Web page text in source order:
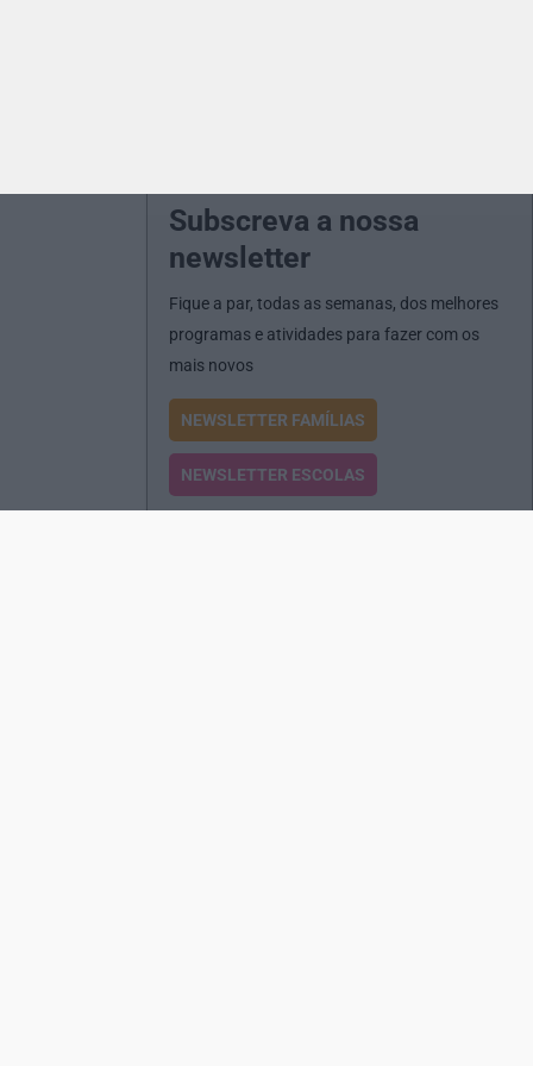
Subscreva a nossa
newsletter
Fique a par, todas as semanas, dos melhores
programas e atividades para fazer com os
mais novos
NEWSLETTER FAMÍLIAS
NEWSLETTER ESCOLAS